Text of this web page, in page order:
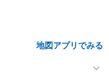
地図アプリでみる